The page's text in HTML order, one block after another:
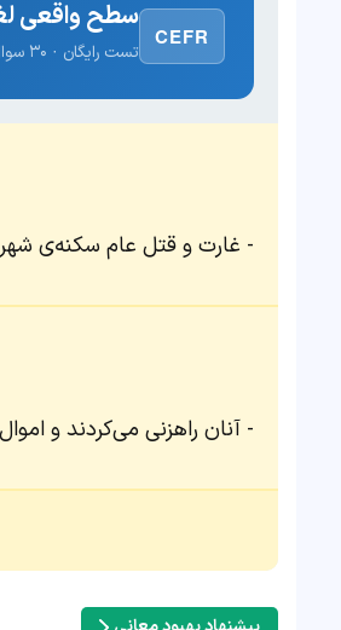
CEFR
سطح واقعی
تست رایگان · ۳۰ سوال · نتیجه فوری
غارت و قتل عام سکنه‌ی شهر
آنان راهزنی می‌کردند و